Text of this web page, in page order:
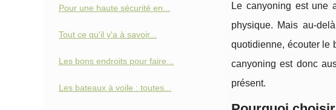
Le canyoning est une
physique. Mais au-
quotidienne, écouter le
canyoning est donc
présent.
Pour une haute sécurité en...
Tout ce qu'il y'a à savoir...
Les bons endroits pour faire...
Les bateaux à voile : toutes...